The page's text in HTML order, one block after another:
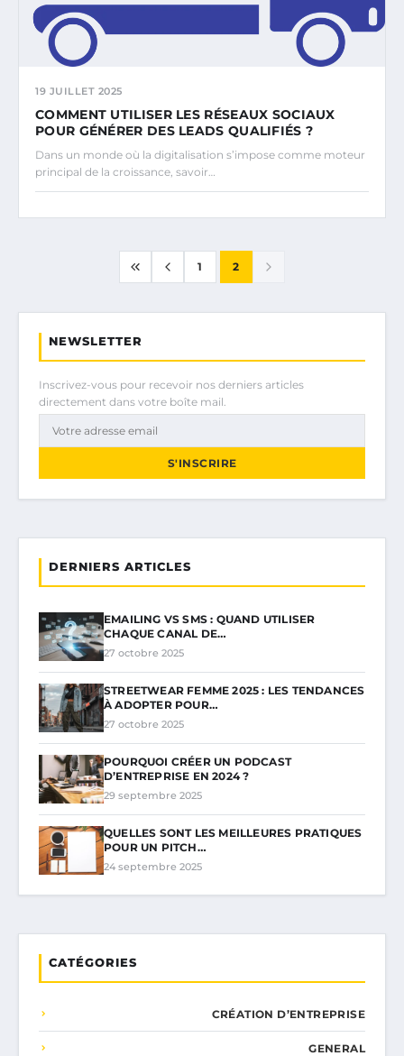
19 JUILLET 2025
COMMENT UTILISER LES RÉSEAUX SOCIAUX
POUR GÉNÉRER DES LEADS QUALIFIÉS ?
Dans un monde où la digitalisation s’impose comme moteur
principal de la croissance, savoir…
1 2
NEWSLETTER
Inscrivez-vous pour recevoir nos derniers articles
directement dans votre boîte mail.
S'INSCRIRE
DERNIERS ARTICLES
EMAILING VS SMS : QUAND UTILISER
CHAQUE CANAL DE…
27 octobre 2025
STREETWEAR FEMME 2025 : LES TENDANCES
À ADOPTER POUR…
27 octobre 2025
POURQUOI CRÉER UN PODCAST
D’ENTREPRISE EN 2024 ?
29 septembre 2025
QUELLES SONT LES MEILLEURES PRATIQUES
POUR UN PITCH…
24 septembre 2025
CATÉGORIES
CRÉATION D’ENTREPRISE
GENERAL